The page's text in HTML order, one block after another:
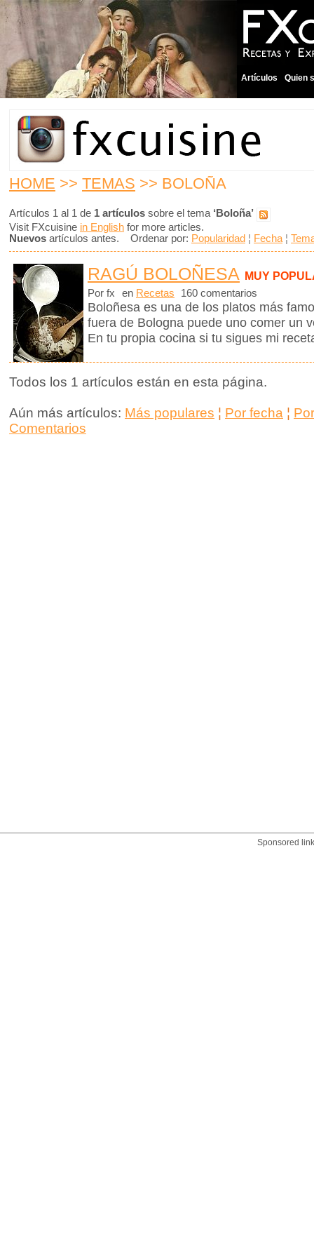
Artículos Quien
HOME >> TEMAS >> BOLOÑA
Artículos 1 al 1 de 1 artículos sobre el tema ‘Boloña’
Visit FXcuisine in English for more articles.
Nuevos artículos antes. Ordenar por: Popularidad ¦ Fecha ¦
RAGÚ BOLOÑESA MUY
Por fx en Recetas 160 comentarios
Boloñesa es una de los platos más
fuera de Bologna puede uno comer un
En tu propia cocina si tu sigues mi
Todos los 1 artículos están en esta página.
Aún más artículos: Más populares ¦ Por fecha ¦
Comentarios
Sponsored